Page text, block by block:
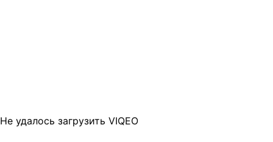
Не удалось загрузить VIQEO